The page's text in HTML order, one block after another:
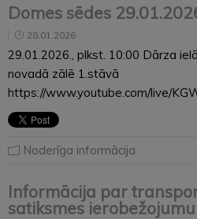
Domes sēdes
28.01.2026
29.01.2026., plkst. 10:00 Dārza
novadā zālē 1.stāvā
https://www.youtube.com/live/
Noderīga informācija
Informācija par
satiksmes